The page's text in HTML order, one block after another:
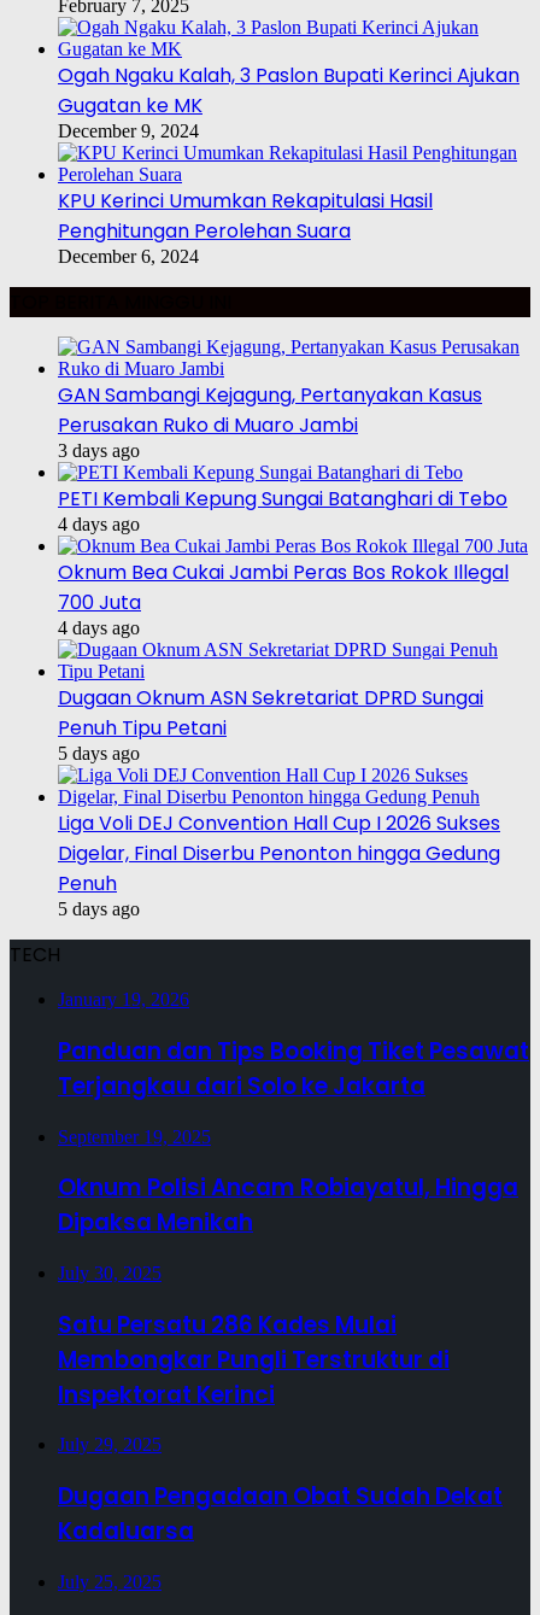
February 7, 2025
Ogah Ngaku Kalah, 3 Paslon Bupati Kerinci Ajukan
Gugatan ke MK
December 9, 2024
KPU Kerinci Umumkan Rekapitulasi Hasil
Penghitungan Perolehan Suara
December 6, 2024
GAN Sambangi Kejagung, Pertanyakan Kasus
Perusakan Ruko di Muaro Jambi
3 days ago
PETI Kembali Kepung Sungai Batanghari di Tebo
4 days ago
Oknum Bea Cukai Jambi Peras Bos Rokok Illegal
700 Juta
4 days ago
Dugaan Oknum ASN Sekretariat DPRD Sungai
Penuh Tipu Petani
5 days ago
Liga Voli DEJ Convention Hall Cup I 2026 Sukses
Digelar, Final Diserbu Penonton hingga Gedung
Penuh
5 days ago
TECH
January 19, 2026
Panduan dan Tips Booking Tiket Pesawat
Terjangkau dari Solo ke Jakarta
September 19, 2025
Oknum Polisi Ancam Robiayatul, Hingga
Dipaksa Menikah
July 30, 2025
Satu Persatu 286 Kades Mulai
Membongkar Pungli Terstruktur di
Inspektorat Kerinci
July 29, 2025
Dugaan Pengadaan Obat Sudah Dekat
Kadaluarsa
July 25, 2025